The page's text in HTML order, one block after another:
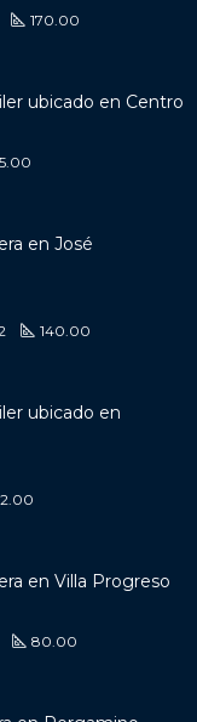
170.00
ubicado en Centro
en José
140.00
ubicado en
en Villa Progreso
80.00